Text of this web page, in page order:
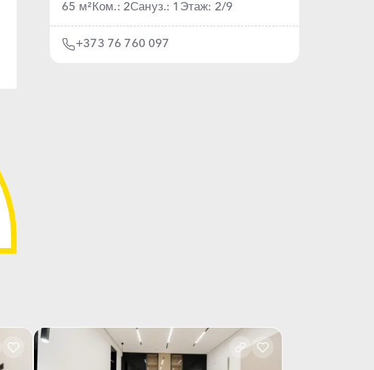
65 м² Ком.: 2Сануз.: 1 Этаж: 2/9
+373 76 760 097